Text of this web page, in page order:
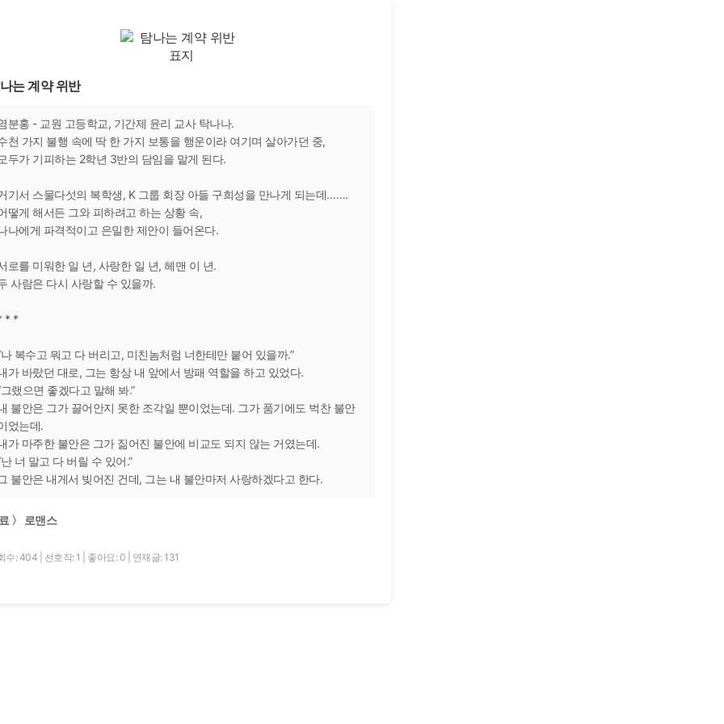
는 계약 위반
분홍 - 교원 고등학교, 기간제 윤리 교사 탁나나.
천 가지 불행 속에 딱 한 가지 보통을 행운이라 여기며 살아가던 중,
두가 기피하는 2학년 3반의 담임을 맡게 된다.
기서 스물다섯의 복학생, K 그룹 회장 아들 구희성을 만나게 되는데…….
떻게 해서든 그와 피하려고 하는 상황 속,
나에게 파격적이고 은밀한 제안이 들어온다.
로를 미워한 일 년, 사랑한 일 년, 헤맨 이 년.
사람은 다시 사랑할 수 있을까.
* *
나 복수고 뭐고 다 버리고, 미친놈처럼 너한테만 붙어 있을까.”
가 바랐던 대로, 그는 항상 내 앞에서 방패 역할을 하고 있었다.
그랬으면 좋겠다고 말해 봐.”
불안은 그가 끌어안지 못한 조각일 뿐이었는데. 그가 품기에도 벅찬 불안
었는데.
가 마주한 불안은 그가 짊어진 불안에 비교도 되지 않는 거였는데.
난 너 말고 다 버릴 수 있어.”
불안은 내게서 빚어진 건데, 그는 내 불안마저 사랑하겠다고 한다.
〉 로맨스
수: 404 선호작: 1 좋아요: 0 연재글: 131